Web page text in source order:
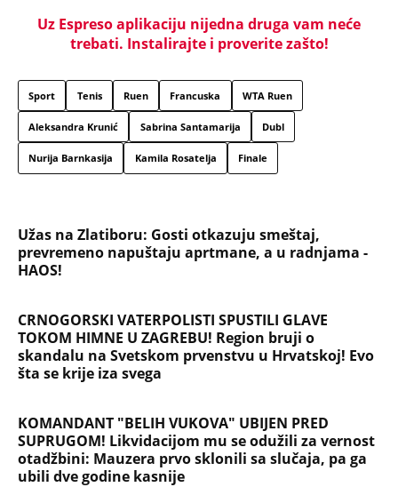
Uz Espreso aplikaciju nijedna druga vam neće
trebati. Instalirajte i proverite zašto!
Sport Tenis Ruen Francuska WTA Ruen
Aleksandra Krunić Sabrina Santamarija Dubl
Nurija Barnkasija Kamila Rosatelja Finale
Užas na Zlatiboru: Gosti otkazuju smeštaj,
prevremeno napuštaju aprtmane, a u radnjama -
HAOS!
CRNOGORSKI VATERPOLISTI SPUSTILI GLAVE
TOKOM HIMNE U ZAGREBU! Region bruji o
skandalu na Svetskom prvenstvu u Hrvatskoj! Evo
šta se krije iza svega
KOMANDANT "BELIH VUKOVA" UBIJEN PRED
SUPRUGOM! Likvidacijom mu se odužili za vernost
otadžbini: Mauzera prvo sklonili sa slučaja, pa ga
ubili dve godine kasnije